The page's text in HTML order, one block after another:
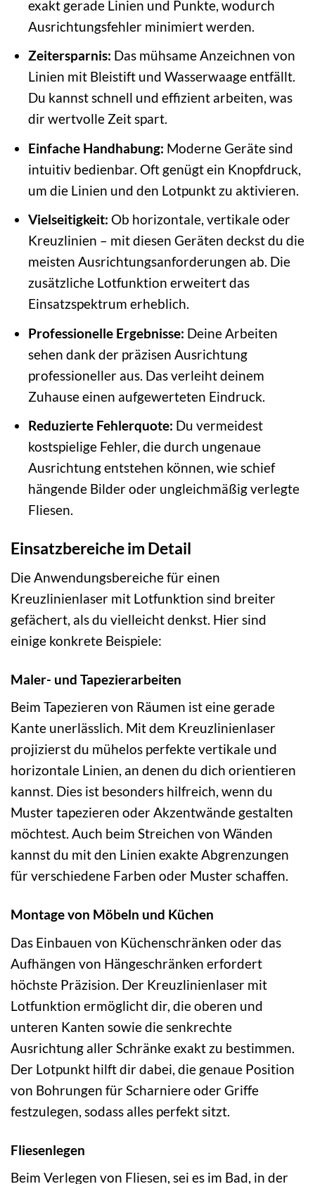
exakt gerade Linien und Punkte, wodurch
Ausrichtungsfehler minimiert werden.
Zeitersparnis: Das mühsame Anzeichnen von
Linien mit Bleistift und Wasserwaage entfällt.
Du kannst schnell und effizient arbeiten, was
dir wertvolle Zeit spart.
Einfache Handhabung: Moderne Geräte sind
intuitiv bedienbar. Oft genügt ein Knopfdruck,
um die Linien und den Lotpunkt zu aktivieren.
Vielseitigkeit: Ob horizontale, vertikale oder
Kreuzlinien – mit diesen Geräten deckst du die
meisten Ausrichtungsanforderungen ab. Die
zusätzliche Lotfunktion erweitert das
Einsatzspektrum erheblich.
Professionelle Ergebnisse: Deine Arbeiten
sehen dank der präzisen Ausrichtung
professioneller aus. Das verleiht deinem
Zuhause einen aufgewerteten Eindruck.
Reduzierte Fehlerquote: Du vermeidest
kostspielige Fehler, die durch ungenaue
Ausrichtung entstehen können, wie schief
hängende Bilder oder ungleichmäßig verlegte
Fliesen.
Einsatzbereiche im Detail
Die Anwendungsbereiche für einen
Kreuzlinienlaser mit Lotfunktion sind breiter
gefächert, als du vielleicht denkst. Hier sind
einige konkrete Beispiele:
Maler- und Tapezierarbeiten
Beim Tapezieren von Räumen ist eine gerade
Kante unerlässlich. Mit dem Kreuzlinienlaser
projizierst du mühelos perfekte vertikale und
horizontale Linien, an denen du dich orientieren
kannst. Dies ist besonders hilfreich, wenn du
Muster tapezieren oder Akzentwände gestalten
möchtest. Auch beim Streichen von Wänden
kannst du mit den Linien exakte Abgrenzungen
für verschiedene Farben oder Muster schaffen.
Montage von Möbeln und Küchen
Das Einbauen von Küchenschränken oder das
Aufhängen von Hängeschränken erfordert
höchste Präzision. Der Kreuzlinienlaser mit
Lotfunktion ermöglicht dir, die oberen und
unteren Kanten sowie die senkrechte
Ausrichtung aller Schränke exakt zu bestimmen.
Der Lotpunkt hilft dir dabei, die genaue Position
von Bohrungen für Scharniere oder Griffe
festzulegen, sodass alles perfekt sitzt.
Fliesenlegen
Beim Verlegen von Fliesen, sei es im Bad, in der